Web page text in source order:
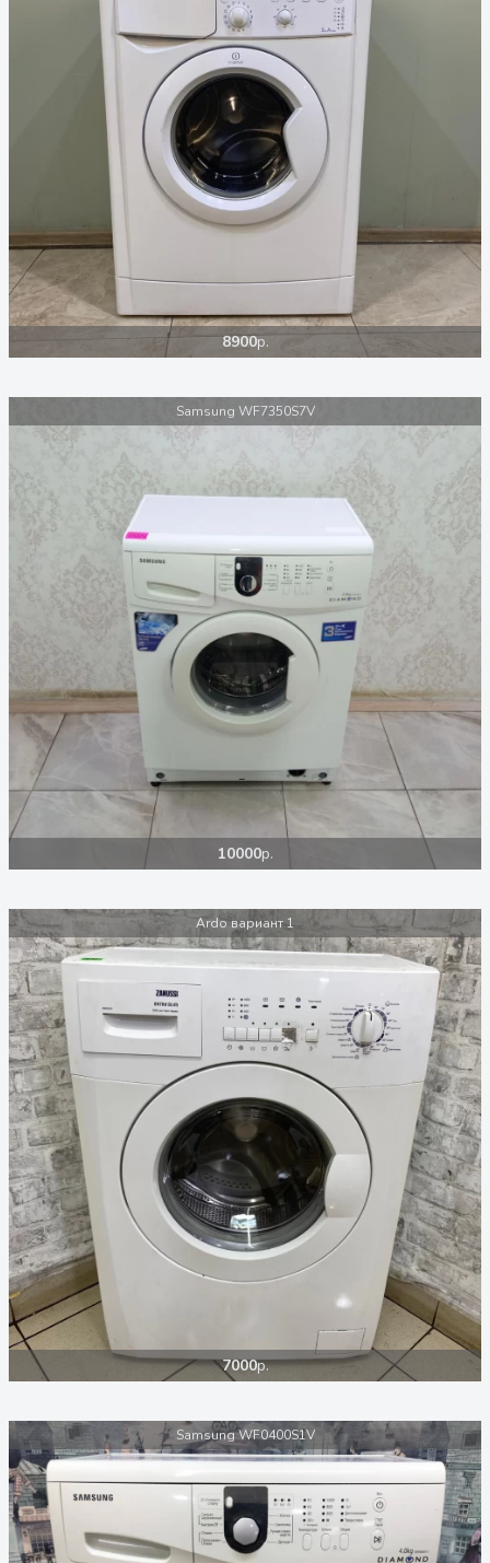
8900р.
Samsung WF7350S7V
10000р.
Ardo вариант 1
7000р.
Samsung WF0400S1V